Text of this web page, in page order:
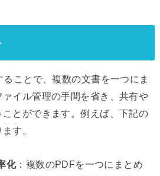
ことで、複数の文書を一つにま
イル管理の手間を省き、共有や
とができます。例えば、下記の
す。
化：複数のPDFを一つにまとめ